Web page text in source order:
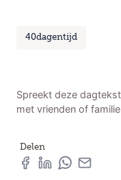
40dagentijd
Spreekt deze
met vrienden of
Delen